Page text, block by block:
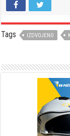
Tags IZDVOJENO